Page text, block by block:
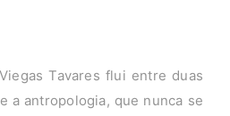
Tavares flui entre duas
a antropologia, que nunca se